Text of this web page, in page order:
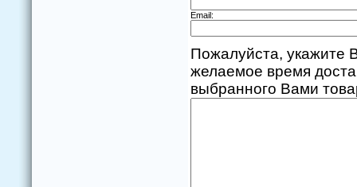
Email:
Пожалуйста, укажите
желаемое время
выбранного Вами